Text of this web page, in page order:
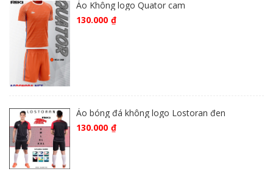
Áo Không logo Quator cam
130.000 ₫
Áo bóng đá không logo Lostoran đen
130.000 ₫